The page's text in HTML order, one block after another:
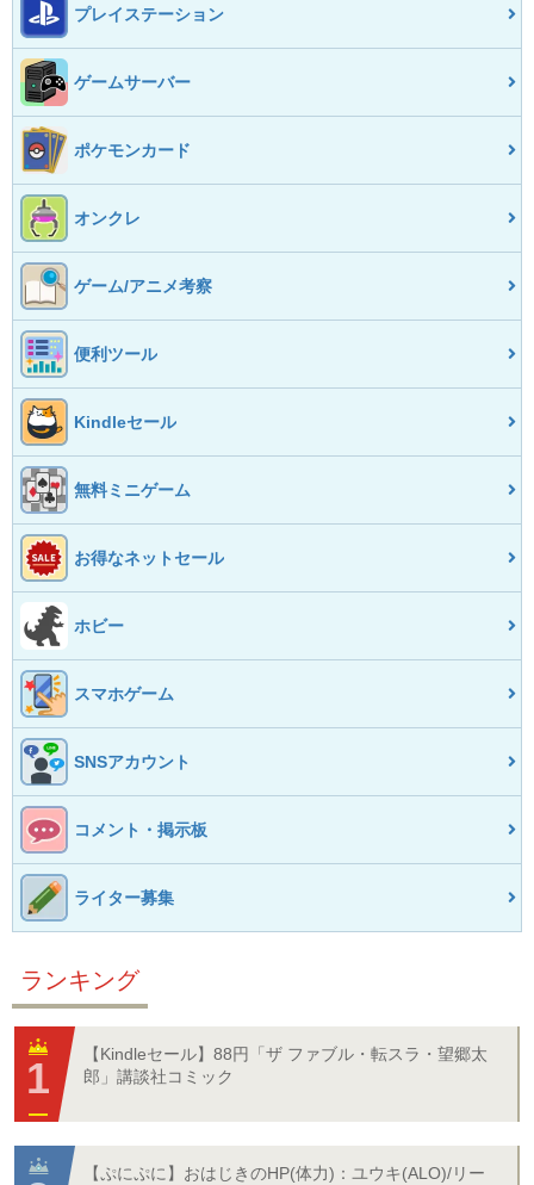
プレイステーション
ゲームサーバー
ポケモンカード
オンクレ
ゲーム/アニメ考察
便利ツール
Kindleセール
無料ミニゲーム
お得なネットセール
ホビー
スマホゲーム
SNSアカウント
コメント・掲示板
ライター募集
ランキング
【Kindleセール】88円「ザ ファブル・転スラ・望郷太
郎」講談社コミック
【ぷにぷに】おはじきのHP(体力)：ユウキ(ALO)/リー